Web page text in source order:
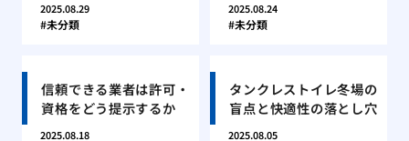
2025.08.29
未分類
2025.08.24
未分類
信頼できる業者は許可・
資格をどう提示するか
2025.08.18
タンクレストイレ冬場の
盲点と快適性の落とし穴
2025.08.05